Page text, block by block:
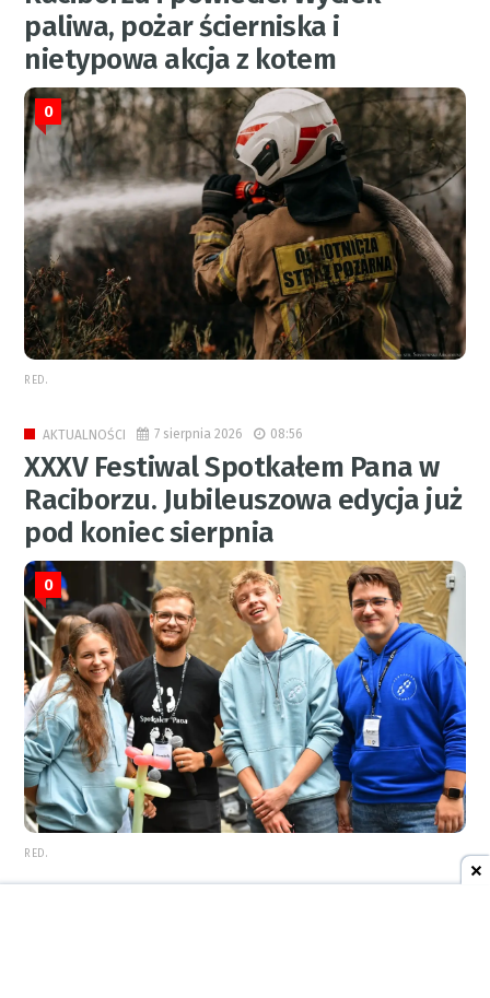
paliwa, pożar ścierniska i
nietypowa akcja z kotem
0
RED.
AKTUALNOŚCI 7 sierpnia 2026 08:56
XXXV Festiwal Spotkałem Pana w
Raciborzu. Jubileuszowa edycja już
pod koniec sierpnia
0
RED.